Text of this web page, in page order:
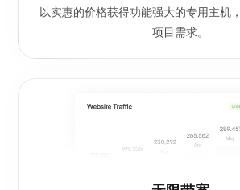
以实惠的价格获得功能强大的专用主机
项目需求。